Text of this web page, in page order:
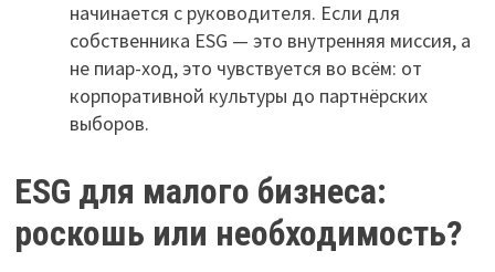
начинается с руководителя. Если для
собственника ESG — это внутренняя миссия, а
не пиар-ход, это чувствуется во всём: от
корпоративной культуры до партнёрских
выборов.
ESG для малого бизнеса:
роскошь или необходимость?